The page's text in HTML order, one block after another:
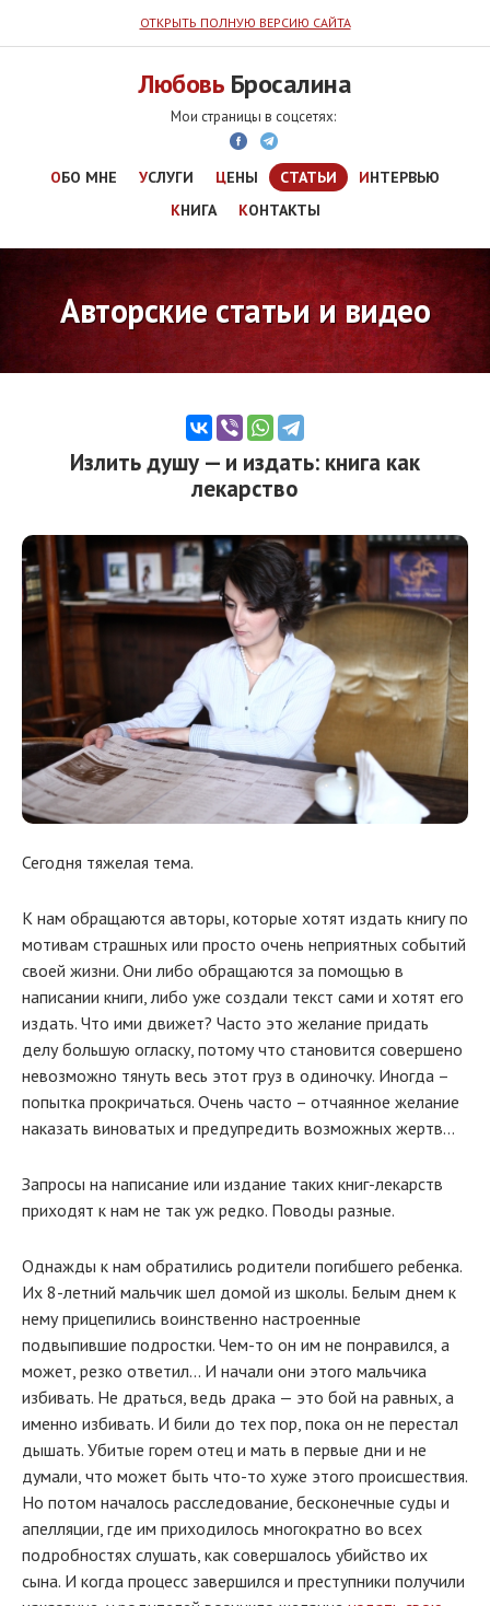
ОТКРЫТЬ ПОЛНУЮ ВЕРСИЮ САЙТА
Любовь Бросалина
ОБО МНЕ УСЛУГИ ЦЕНЫ СТАТЬИ
ИНТЕРВЬЮ
КНИГА
КОНТАКТЫ
Авторские статьи и видео
Излить душу — и издать: книга как
лекарство
Сегодня тяжелая тема.
К нам обращаются авторы, которые хотят издать книгу по
мотивам страшных или просто очень неприятных событий
своей жизни. Они либо обращаются за помощью в
написании книги, либо уже создали текст сами и хотят его
издать. Что ими движет? Часто это желание придать
делу большую огласку, потому что становится совершено
невозможно тянуть весь этот груз в одиночку. Иногда –
попытка прокричаться. Очень часто – отчаянное желание
наказать виноватых и предупредить возможных жертв…
Запросы на написание или издание таких книг-лекарств
приходят к нам не так уж редко. Поводы разные.
Однажды к нам обратились родители погибшего ребенка.
Их 8-летний мальчик шел домой из школы. Белым днем к
нему прицепились воинственно настроенные
подвыпившие подростки. Чем-то он им не понравился, а
может, резко ответил... И начали они этого мальчика
избивать. Не драться, ведь драка — это бой на равных, а
именно избивать. И били до тех пор, пока он не перестал
дышать. Убитые горем отец и мать в первые дни и не
думали, что может быть что-то хуже этого происшествия.
Но потом началось расследование, бесконечные суды и
апелляции, где им приходилось многократно во всех
подробностях слушать, как совершалось убийство их
сына. И когда процесс завершился и преступники получили